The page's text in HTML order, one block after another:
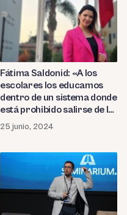
Fátima Saldonid: «A los
escolares los educamos
dentro de un sistema donde
está prohibido salirse de la
caja»
25 junio, 2024